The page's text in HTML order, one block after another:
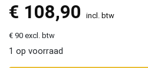
€ 108,90 incl. btw
€ 90 excl. btw
1 op voorraad